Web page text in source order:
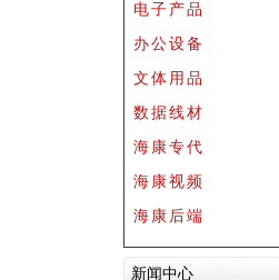
电子产品
办公设备
文体用品
数据线材
海康专代
海康视频
海康后端
新闻中心